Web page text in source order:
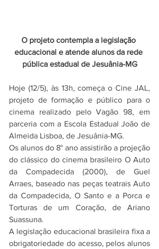
O projeto contempla a legislação
educacional e atende alunos da rede
pública estadual de Jesuânia-MG
Hoje (12/5), às 13h, começa o Cine JAL,
projeto de formação e público para o
cinema realizado pelo Vagão 98, em
parceria com a Escola Estadual João de
Almeida Lisboa, de Jesuânia-MG.
Os alunos do 8° ano assistirão a projeção
do clássico do cinema brasileiro O Auto
da Compadecida (2000), de Guel
Arraes, baseado nas peças teatrais Auto
da Compadecida, O Santo e a Porca e
Torturas de um Coração, de Ariano
Suassuna.
A legislação educacional brasileira fixa a
obrigatoriedade do acesso, pelos alunos